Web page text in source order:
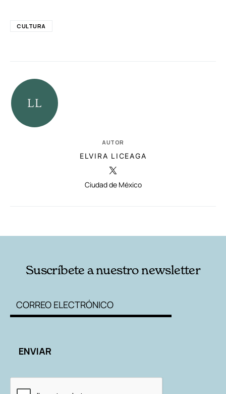
CULTURA
AUTOR
ELVIRA LICEAGA
Ciudad de México
Suscríbete a nuestro newsletter